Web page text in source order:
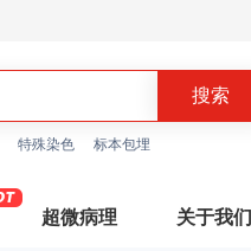
特殊染色 标本包埋
超微病理 关于我们